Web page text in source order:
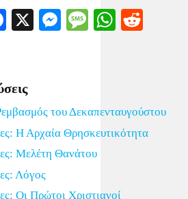
Facebook
X Messenger
Message
του Δεκαπενταυγούστου
Η Αρχαία Θρησκευτικότητα
Μελέτη Θανάτου
Λόγος
Οι Πρώτοι Χριστιανοί